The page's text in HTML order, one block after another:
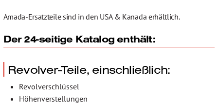
Amada-Ersatzteile sind in den USA & Kanada erhältlich.
Der 24-seitige Katalog enthält:
Revolver-Teile, einschließlich:
Revolverschlüssel
Höhenverstellungen